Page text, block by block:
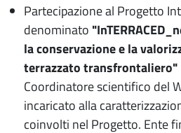
Partecipazione al Progetto
denominato
la conservazione e la
terrazzato transfrontaliero"
Coordinatore scientifico del
incaricato alla
coinvolti nel Progetto. Ente